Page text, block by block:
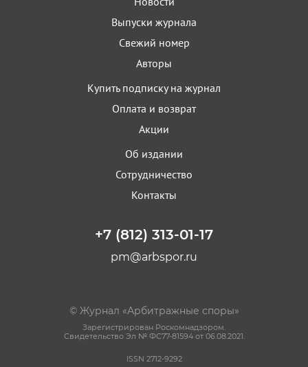
Выпуски журнала
Свежий номер
Авторы
Купить подписку на журнал
Оплата и возврат
Акции
Об издании
Сотрудничество
Контакты
+7 (812) 313-01-17
pm@arbspor.ru
© Журнал «Арбитражные споры»
Зарегистрирован Роскомнадзором.
Свидетельство Эл № ФС77-81594 от 06.08.2021.
ISSN 2712-9292